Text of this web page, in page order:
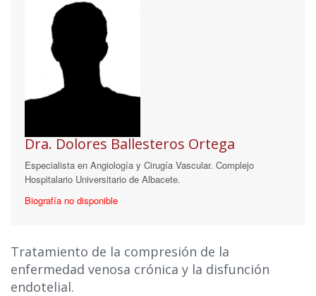
Dra. Dolores Ballesteros Ortega
Especialista en Angiología y Cirugía Vascular. Complejo
Hospitalario Universitario de Albacete.
Biografía no disponible
Tratamiento de la compresión de la
enfermedad venosa crónica y la disfunción
endotelial.